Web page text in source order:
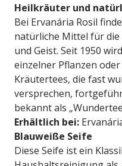
Heilkräuter und
Bei Ervanária Rosil
natürliche Mittel für
und Geist. Seit 1950
einzelner Pflanzen
Kräutertees, die fast
versprechen,
bekannt als
Erhältlich bei:
Blauweiße Seife
Diese Seife ist ein